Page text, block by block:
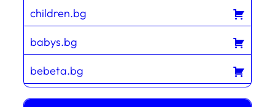
children.bg
babys.bg
bebeta.bg